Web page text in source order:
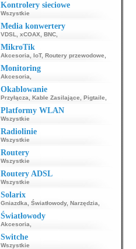
Kontrolery sieciowe
Wszystkie
Media konwertery
VDSL xCOAX BNC,
MikroTik
Akcesoria IoT, Routery przewodowe
Monitoring
Akcesoria
Okablowanie
Przyłącza Kable Zasilające Pigtaile
Platformy WLAN
Wszystkie
Radiolinie
Wszystkie
Routery
Wszystkie
Routery ADSL
Wszystkie
Solarix
Gniazdka Światłowody, Narzędzia
Światłowody
Akcesoria
Switche
Wszystkie